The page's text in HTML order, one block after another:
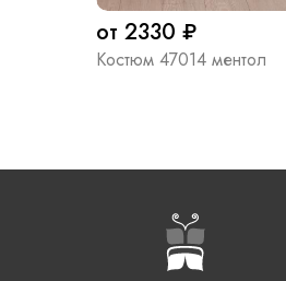
от 2330 ₽
Костюм 47014 ментол